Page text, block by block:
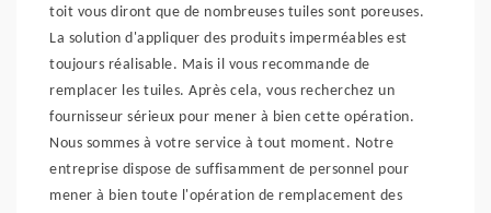
toit vous diront que de nombreuses tuiles sont poreuses.
La solution d'appliquer des produits imperméables est
toujours réalisable. Mais il vous recommande de
remplacer les tuiles. Après cela, vous recherchez un
fournisseur sérieux pour mener à bien cette opération.
Nous sommes à votre service à tout moment. Notre
entreprise dispose de suffisamment de personnel pour
mener à bien toute l'opération de remplacement des